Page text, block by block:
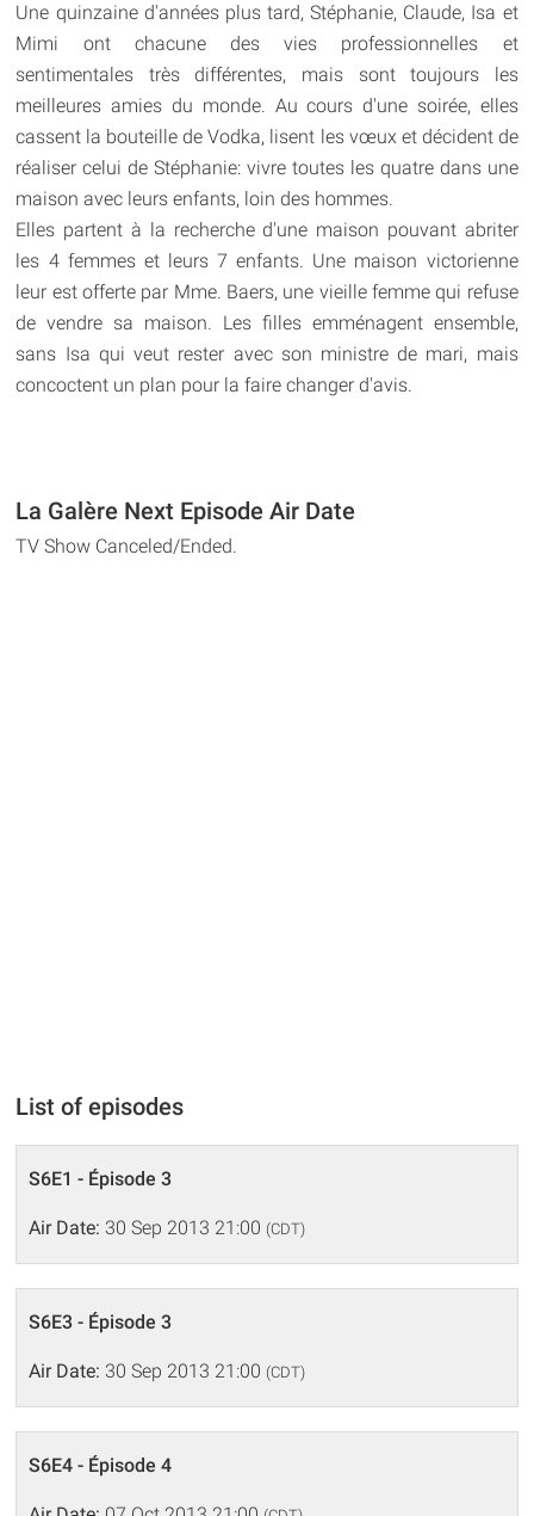
Une quinzaine d'années plus tard, Stéphanie, Claude, Isa et
Mimi ont chacune des vies professionnelles et
sentimentales très différentes, mais sont toujours les
meilleures amies du monde. Au cours d'une soirée, elles
cassent la bouteille de Vodka, lisent les vœux et décident de
réaliser celui de Stéphanie: vivre toutes les quatre dans une
maison avec leurs enfants, loin des hommes.
Elles partent à la recherche d'une maison pouvant abriter
les 4 femmes et leurs 7 enfants. Une maison victorienne
leur est offerte par Mme. Baers, une vieille femme qui refuse
de vendre sa maison. Les filles emménagent ensemble,
sans Isa qui veut rester avec son ministre de mari, mais
concoctent un plan pour la faire changer d'avis.
La Galère Next Episode Air Date
TV Show Canceled/Ended.
List of episodes
S6E1 - Épisode 3
Air Date: 30 Sep 2013 21:00 (CDT)
S6E3 - Épisode 3
Air Date: 30 Sep 2013 21:00 (CDT)
S6E4 - Épisode 4